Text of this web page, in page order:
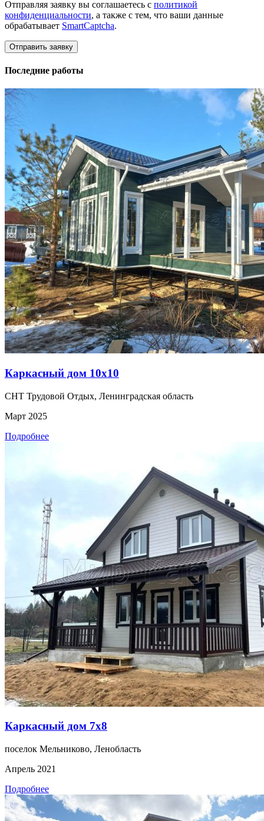
Отправляя заявку вы соглашаетесь с политикой
конфиденциальности, а также с тем, что ваши данные
обрабатывает SmartCaptcha.
Последние работы
Каркасный дом 10х10
СНТ Трудовой Отдых, Ленинградская область
Март 2025
Подробнее
Каркасный дом 7х8
поселок Мельниково, Ленобласть
Апрель 2021
Подробнее